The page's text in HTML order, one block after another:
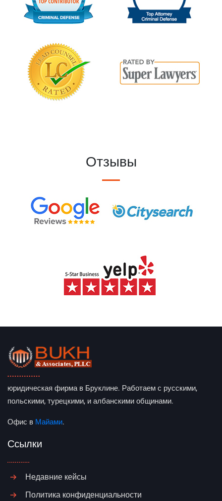
Отзывы
юридическая фирма в Бруклине. Работаем с русскими,
польскими, турецкими, и албанскими общинами.
Офис в Майами.
Ссылки
Недавние кейсы
Политика конфиденциальности